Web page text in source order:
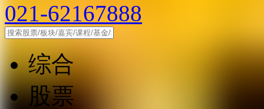
021-62167888
综合
股票